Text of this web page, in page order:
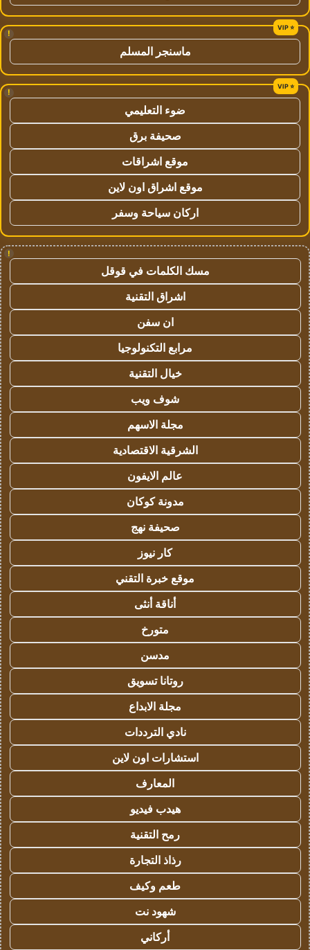
!
ماسنجر المسلم
!
ضوء التعليمي
صحيفة برق
موقع اشراقات
موقع اشراق اون لاين
اركان سياحة وسفر
!
مسك الكلمات في قوقل
اشراق التقنية
ان سفن
مرابع التكنولوجيا
خيال التقنية
شوف ويب
مجلة الاسهم
الشرقية الاقتصادية
عالم الايفون
مدونة كوكان
صحيفة نهج
كار نيوز
موقع خبرة التقني
أناقة أنثى
متورخ
مدسن
روتانا تسويق
مجلة الابداع
نادي الترددات
استشارات اون لاين
المعارف
هيدب فيديو
رمح التقنية
رذاذ التجارة
طعم وكيف
شهود نت
أركاني